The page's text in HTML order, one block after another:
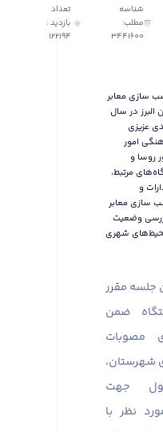
شناسه
مطلب:
3441600
تعداد
بازدید :
122194
سازی معابر
در سال
عزیزی
امور
روسا و
مرتبط،
و
سازی معابر
بررسی وضعیت
شهری
جلسه مقرر
ضمن
مصوبات
شهرستان،
جهت
نظر با